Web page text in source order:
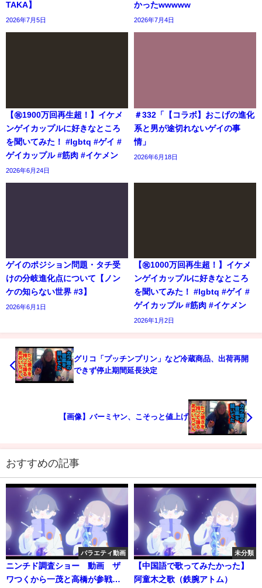
TAKA】
2026年7月5日
かったwwwww
2026年7月4日
【㊗️1900万回再生超！】イケメ
ンゲイカップルに好きなところ
を聞いてみた！ #lgbtq #ゲイ #
ゲイカップル #筋肉 #イケメン
2026年6月24日
＃332「【コラボ】おこげの進化
系と男が途切れないゲイの事
情」
2026年6月18日
ゲイのポジション問題・タチ受
けの分岐進化点について【ノン
ケの知らない世界 #3】
2026年6月1日
【㊗️1000万回再生超！】イケメ
ンゲイカップルに好きなところ
を聞いてみた！ #lgbtq #ゲイ #
ゲイカップル #筋肉 #イケメン
2026年1月2日
グリコ「プッチンプリン」など冷蔵商品、出荷再開
できず停止期間延長決定
【画像】バーミヤン、こそっと値上げ
おすすめの記事
バラエティ動画
ニンチド調査ショー 動画 ザ
ワつくから一茂と高橋が参戦
未分類
【中国語で歌ってみたかった】
阿童木之歌（鉄腕アトム）